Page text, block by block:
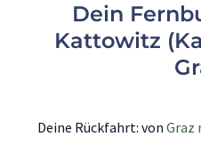
Dein
Kattowitz
Deine Rückfahrt: von Graz